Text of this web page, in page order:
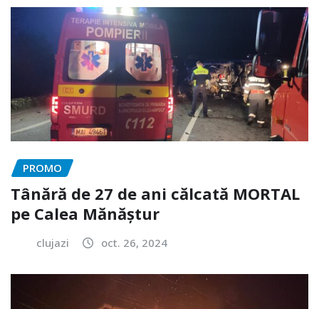
PROMO
Tânără de 27 de ani călcată MORTAL
pe Calea Mănăștur
clujazi oct. 26, 2024